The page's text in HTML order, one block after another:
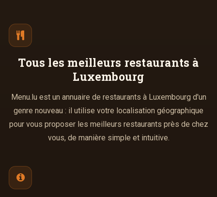
Tous les meilleurs restaurants à
Luxembourg
Menu.lu est un annuaire de restaurants à Luxembourg d'un
genre nouveau : il utilise votre localisation géographique
pour vous proposer les meilleurs restaurants près de chez
vous, de manière simple et intuitive.